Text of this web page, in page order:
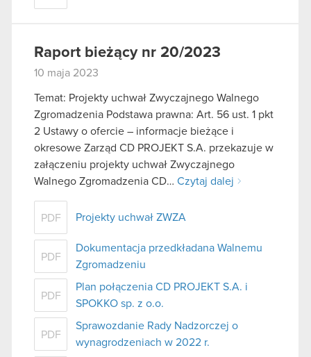
Raport bieżący nr 20/2023
10 maja 2023
Temat: Projekty uchwał Zwyczajnego Walnego
Zgromadzenia Podstawa prawna: Art. 56 ust. 1 pkt
2 Ustawy o ofercie – informacje bieżące i
okresowe Zarząd CD PROJEKT S.A. przekazuje w
załączeniu projekty uchwał Zwyczajnego
Walnego Zgromadzenia CD… Czytaj dalej
PDF Projekty uchwał ZWZA
PDF
Dokumentacja przedkładana Walnemu
Zgromadzeniu
PDF
Plan połączenia CD PROJEKT S.A. i
SPOKKO sp. z o.o.
PDF
Sprawozdanie Rady Nadzorczej o
wynagrodzeniach w 2022 r.